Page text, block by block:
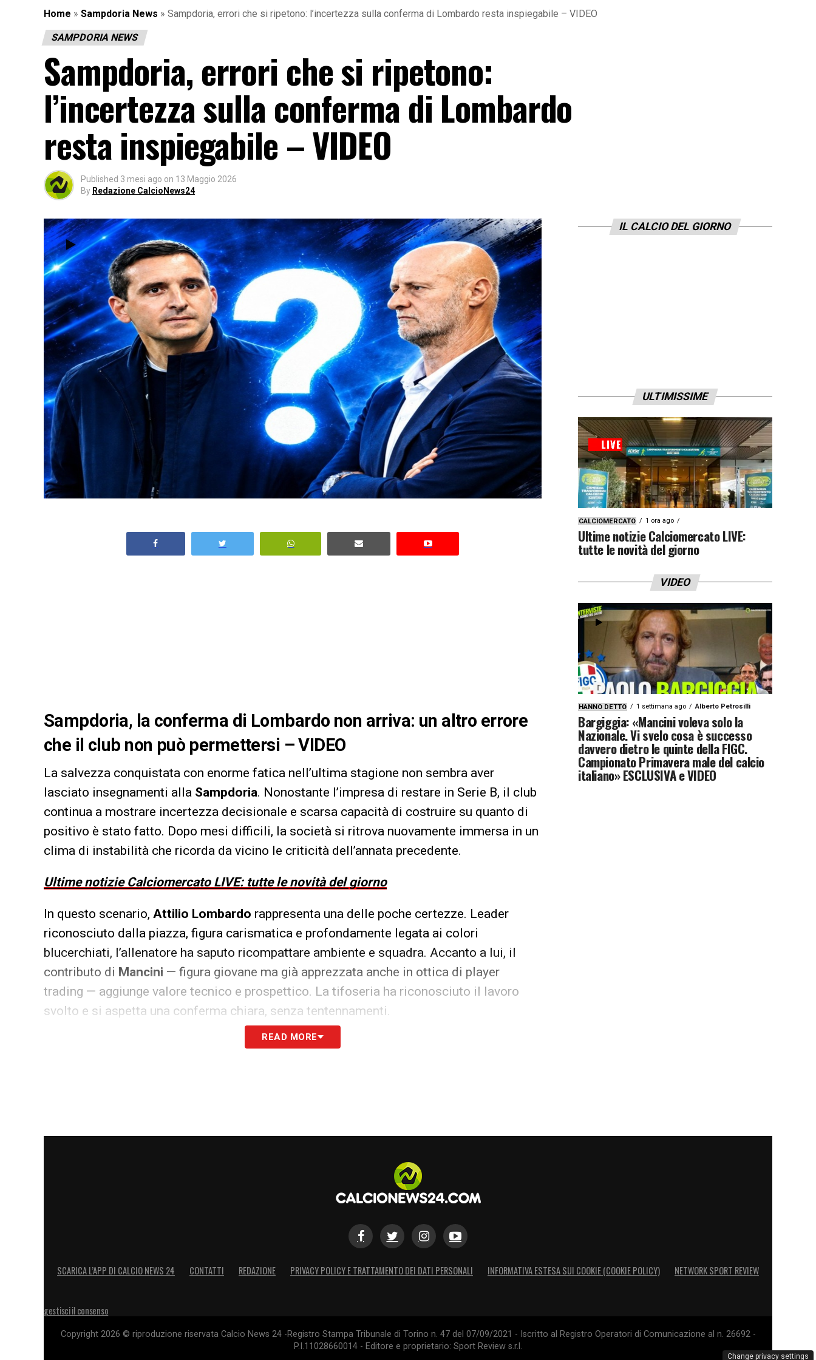
Home » Sampdoria News » Sampdoria, errori che si ripetono: l’incertezza sulla conferma di Lombardo resta inspiegabile – VIDEO
SAMPDORIA NEWS
Sampdoria, errori che si ripetono:
l’incertezza sulla conferma di Lombardo
resta inspiegabile – VIDEO
Published 3 mesi ago on 13 Maggio 2026
By Redazione CalcioNews24
Sampdoria, la conferma di Lombardo non arriva: un altro errore
che il club non può permettersi – VIDEO
La salvezza conquistata con enorme fatica nell’ultima stagione non sembra aver
lasciato insegnamenti alla Sampdoria. Nonostante l’impresa di restare in Serie B, il club
continua a mostrare incertezza decisionale e scarsa capacità di costruire su quanto di
positivo è stato fatto. Dopo mesi difficili, la società si ritrova nuovamente immersa in un
clima di instabilità che ricorda da vicino le criticità dell’annata precedente.
Ultime notizie Calciomercato LIVE: tutte le novità del giorno
In questo scenario, Attilio Lombardo rappresenta una delle poche certezze. Leader
riconosciuto dalla piazza, figura carismatica e profondamente legata ai colori
blucerchiati, l’allenatore ha saputo ricompattare ambiente e squadra. Accanto a lui, il
contributo di Mancini — figura giovane ma già apprezzata anche in ottica di player
trading — aggiunge valore tecnico e prospettico. La tifoseria ha riconosciuto il lavoro
svolto e si aspetta una conferma chiara, senza tentennamenti.
Ed è proprio qui che nasce il problema: la decisione sulla guida tecnica tarda ad
risultati disastrosi. Oggi più che mai servono certezze: confermare Lombardo e Mancini
sarebbe un segnale di coerenza, stabilità e volontà di costruire un progetto credibile.
Continuare a tergiversare, invece, significherebbe compromettere ancora una volta il
READ MORE
IL CALCIO DEL GIORNO
ULTIMISSIME
CALCIOMERCATO 1 ora ago
Ultime notizie Calciomercato LIVE:
tutte le novità del giorno
VIDEO
HANNO DETTO 1 settimana ago Alberto Petrosilli
Bargiggia: «Mancini voleva solo la
Nazionale. Vi svelo cosa è successo
davvero dietro le quinte della FIGC.
Campionato Primavera male del calcio
italiano» ESCLUSIVA e VIDEO
SCARICA L’APP DI CALCIO NEWS 24 CONTATTI REDAZIONE PRIVACY POLICY E TRATTAMENTO DEI DATI PERSONALI INFORMATIVA ESTESA SUI COOKIE (COOKIE POLICY) NETWORK SPORT REVIEW
gestisci il consenso
Copyright 2026 © riproduzione riservata Calcio News 24 -Registro Stampa Tribunale di Torino n. 47 del 07/09/2021 - Iscritto al Registro Operatori di Comunicazione al n. 26692 -
P.I.11028660014 - Editore e proprietario: Sport Review s.r.l.
Change privacy settings